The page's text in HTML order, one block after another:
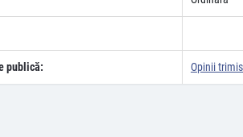
publică: Opinii